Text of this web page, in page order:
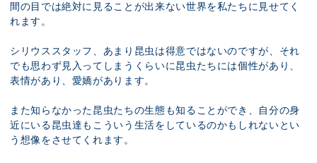
間の目では絶対に見ることが出来ない世界を私たちに見せてく
れます。
シリウススタッフ、あまり昆虫は得意ではないのですが、それ
でも思わず見入ってしまうくらいに昆虫たちには個性があり、
表情があり、愛嬌があります。
また知らなかった昆虫たちの生態も知ることができ、自分の身
近にいる昆虫達もこういう生活をしているのかもしれないとい
う想像をさせてくれます。